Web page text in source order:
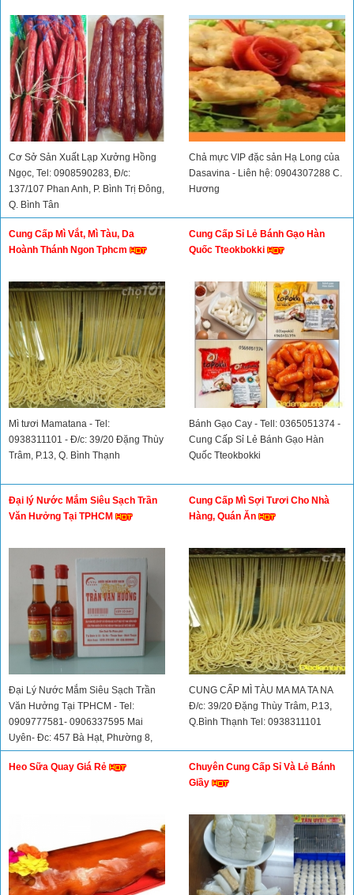
Cơ Sở Sản Xuất Lạp Xưởng Hồng
Ngọc, Tel: 0908590283, Đ/c:
137/107 Phan Anh, P. Bình Trị Đông,
Q. Bình Tân
Chả mực VIP đặc sản Hạ Long của
Dasavina - Liên hệ: 0904307288 C.
Hương
Cung Cấp Mì Vắt, Mì Tàu, Da
Hoành Thánh Ngon Tphcm
Mì tươi Mamatana - Tel:
0938311101 - Đ/c: 39/20 Đặng Thùy
Trâm, P.13, Q. Bình Thạnh
Cung Cấp Sỉ Lẻ Bánh Gạo Hàn
Quốc Tteokbokki
Bánh Gạo Cay - Tell: 0365051374 -
Cung Cấp Sỉ Lẻ Bánh Gạo Hàn
Quốc Tteokbokki
Đại lý Nước Mắm Siêu Sạch Trần
Văn Hưởng Tại TPHCM
Đại Lý Nước Mắm Siêu Sạch Trần
Văn Hưởng Tại TPHCM - Tel:
0909777581- 0906337595 Mai
Uyên- Đc: 457 Bà Hạt, Phường 8,
Quận 10
Cung Cấp Mì Sợi Tươi Cho Nhà
Hàng, Quán Ăn
CUNG CẤP MÌ TÀU MA MA TA NA
Đ/c: 39/20 Đặng Thùy Trâm, P.13,
Q.Bình Thạnh Tel: 0938311101
Heo Sữa Quay Giá Rẻ
Chuyên Cung Cấp Sỉ Và Lẻ Bánh
Giầy